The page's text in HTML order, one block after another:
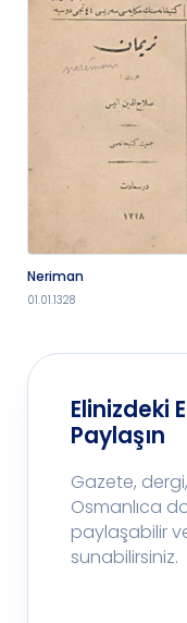
Neriman
01.01.1328
Elinizdeki
Paylaşın
Gazete,
Osmanlıca
paylaşabilir
sunabilirsiniz.